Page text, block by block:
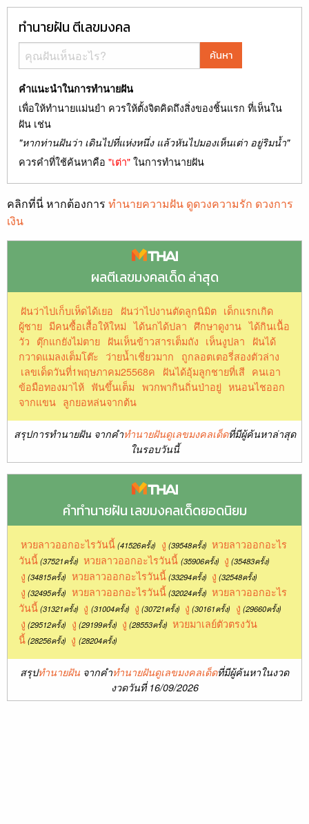
ทำนายฝัน ตีเลขมงคล
ค้นหา
คำแนะนำในการทำนายฝัน
เพื่อให้ทำนายแม่นยำ ควรให้ตั้งจิตคิดถึงสิ่งของชิ้นแรก ที่เห็นใน
ฝัน เช่น
"หากท่านฝันว่า เดินไปที่แห่งหนึ่ง แล้วหันไปมองเห็นเต่า อยู่ริมน้ำ"
ควรคำที่ใช้ค้นหาคือ "เต่า"ในการทำนายฝัน
คลิกที่นี่ หากต้องการ ทำนายความฝัน ดูดวงความรัก ดวงการ
เงิน
ผลตีเลขมงคลเด็ด ล่าสุด
ฝันว่าไปเก็บเห็ดได้เยอ ฝันว่าไปงานตัดลูกนิมิต เด็กแรกเกิด
ผู้ชาย มีคนซื้อเสื้อให้ใหม่ ได้นกได้ปลา ศึกษาดูงาน ได้กินเนืัอ
วัว ตุ๊กแกยังไม่ตาย ฝันเห็นข้าวสารเต็มถัง เห็นงูปลา
ฝันได้
กวาดแมลงเต็มโต๊ะ ว่ายน้ำเชี่ยวมาก
ถูกลอตเตอรี่สองตัวล่าง
เลขเด็ดวันที่1พฤษภาคม25568ค
ฝันได้อุ้มลูกชายที่เสี คนเอา
ข้อมือทองมาไห้ ฟันขึ้นเต็ม พวกพากินถิ่นป่าอยู่ หนอนไชออก
จากแขน ลูกยอหล่นจากต้น
สรุปการทำนายฝัน จากคำทำนายฝันดูเลขมงคลเด็ดที่มีผู้ค้นหาล่าสุด
ในรอบวันนี้
คำทำนายฝัน เลขมงคลเด็ดยอดนิยม
หวยลาวออกอะไรวันนี้ (41526ครั้ง) งู (39548ครั้ง) หวยลาวออกอะไร
วันนี้(37521ครั้ง) หวยลาวออกอะไรวันนี้ (35906ครั้ง) งู (35483ครั้ง)
งู (34815ครั้ง) หวยลาวออกอะไรวันนี้ (33294ครั้ง) งู (32548ครั้ง)
งู (32495ครั้ง) หวยลาวออกอะไรวันนี้ (32024ครั้ง) หวยลาวออกอะไร
วันนี้(31321ครั้ง) งู (31004ครั้ง) งู (30721ครั้ง) งู (30161ครั้ง) งู (29660ครั้ง)
งู (29512ครั้ง) งู (29199ครั้ง) งู (28553ครั้ง) หวยมาเลย์ตัวตรงวัน
นี้(28256ครั้ง) งู (28204ครั้ง)
สรุปทำนายฝัน จากคำทำนายฝันดูเลขมงคลเด็ดที่มีผู้ค้นหาในงวด
งวดวันที่ 16/09/2026